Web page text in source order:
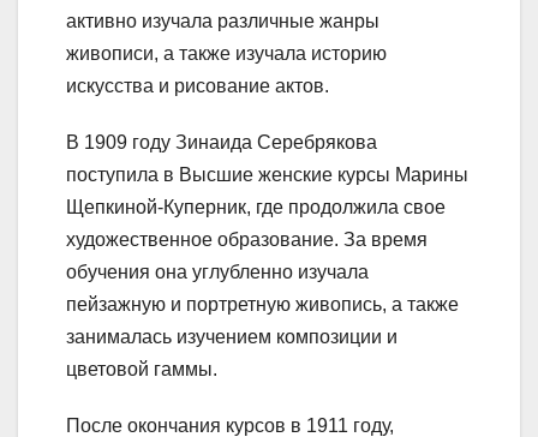
активно изучала различные жанры
живописи, а также изучала историю
искусства и рисование актов.
В 1909 году Зинаида Серебрякова
поступила в Высшие женские курсы Марины
Щепкиной-Куперник, где продолжила свое
художественное образование. За время
обучения она углубленно изучала
пейзажную и портретную живопись, а также
занималась изучением композиции и
цветовой гаммы.
После окончания курсов в 1911 году,